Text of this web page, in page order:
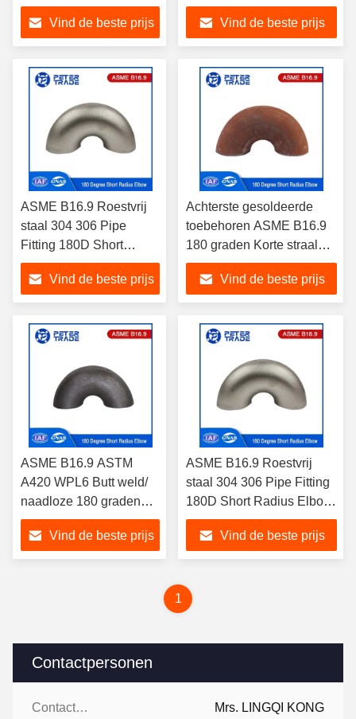
Contactpersonen
Contactpersonen: Mrs. LINGQI KONG
straal Ellebogen 1'' tot
24'' SCH5 SCH10
SCH20
Vind de beste prijs
elleboog terugbuiging
Vind de beste prijs
ASME B16.9 Roestvrij
staal 304 306 Pipe
Fitting 180D Short
Radius Elbow Return
OEM OBM
Vind de beste prijs
Achterste gesoldeerde
toebehoren ASME B16.9
180 graden Korte straal
Ellebogen 1'' tot 24'' SCH5
SCH10 SCH20
Vind de beste prijs
ASME B16.9 ASTM
A420 WPL6 Butt weld/
naadloze 180 graden
korte straal elleboog
terugbuiging
Vind de beste prijs
ASME B16.9 Roestvrij
staal 304 306 Pipe Fitting
180D Short Radius Elbow
Return OEM OBM
Vind de beste prijs
1